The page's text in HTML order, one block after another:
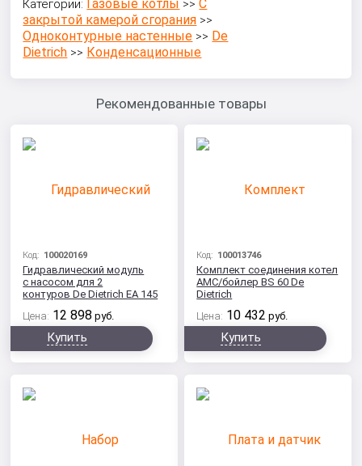
Категории: Газовые котлы >>С
закрытой камерой сгорания >>
Одноконтурные настенные >> De
Dietrich >> Конденсационные
Рекомендованные товары
Код: 100020169
Гидравлический модуль
с насосом для 2
контуров De Dietrich EA 145
Цена: 12 898 руб.
Купить
Код: 100013746
Комплект соединения котел
AMC/бойлер BS 60 De
Dietrich
Цена: 10 432 руб.
Купить